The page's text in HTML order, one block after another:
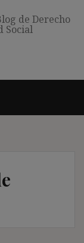
de Derecho
Social